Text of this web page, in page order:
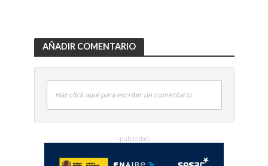
AÑADIR COMENTARIO
Haz click aquí para escribir un comentario